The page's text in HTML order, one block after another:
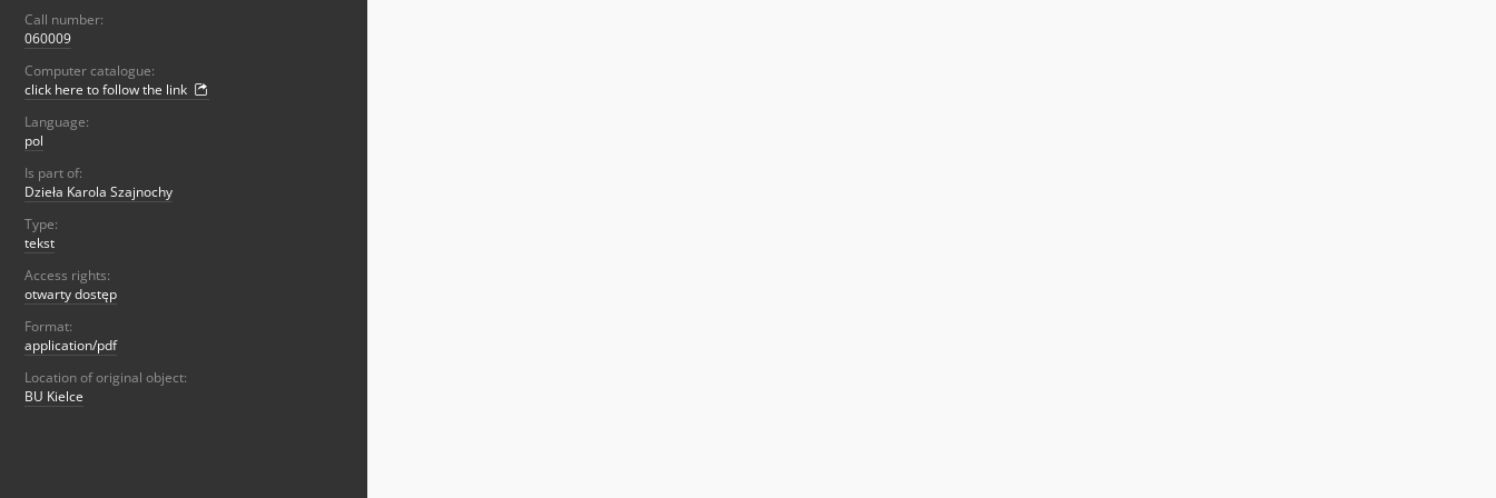
Call number:
060009
Computer catalogue:
click here to follow the link
Language:
pol
Is part of:
Dzieła Karola Szajnochy
Type:
tekst
Access rights:
otwarty dostęp
Format:
application/pdf
Location of original object:
BU Kielce